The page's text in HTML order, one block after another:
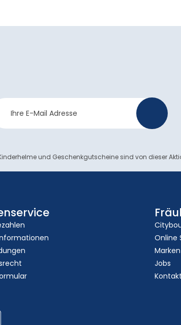
und Geschenkgutscheine sind von dieser
Online
Marken
Jobs
Kontakt